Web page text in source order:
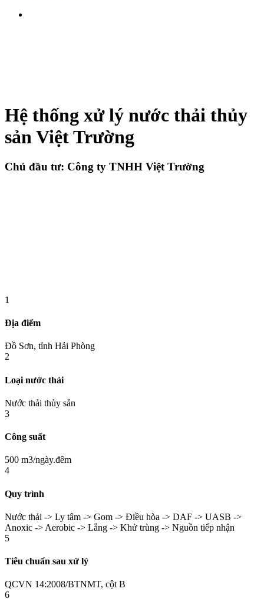
Hệ thống xử lý nước thải thủy
sản Việt Trường
Chủ đầu tư: Công ty TNHH Việt Trường
1
Địa điểm
Đồ Sơn, tỉnh Hải Phòng
2
Loại nước thải
Nước thải thủy sản
3
Công suất
500 m3/ngày.đêm
4
Quy trình
Nước thải -> Ly tâm -> Gom -> Điều hòa -> DAF -> UASB ->
Anoxic -> Aerobic -> Lắng -> Khử trùng -> Nguồn tiếp nhận
5
Tiêu chuẩn sau xử lý
QCVN 14:2008/BTNMT, cột B
6